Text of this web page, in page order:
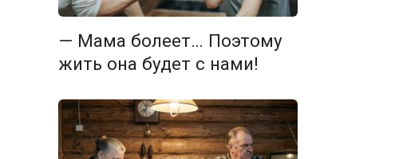
— Мама болеет… Поэтому
жить она будет с нами!